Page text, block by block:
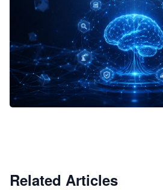
Related Articles